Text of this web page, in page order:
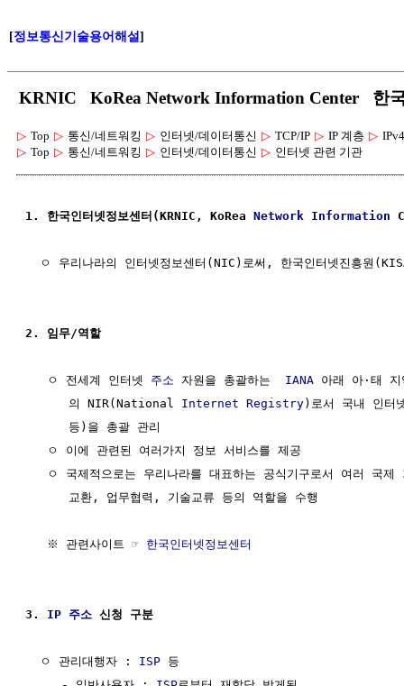
[정보통신기술용어해설]
KRNIC KoRea Network Information Center 한
▷ Top ▷ 통신/네트워킹 ▷ 인터넷/데이터통신 ▷ TCP/IP ▷ IP 계층 ▷ IPv4
▷ Top ▷ 통신/네트워킹 ▷ 인터넷/데이터통신 ▷ 인터넷 관련 기관
1. 한국인터넷정보센터(KRNIC, KoRea Network Information
ㅇ 우리나라의 인터넷정보센터(NIC)로써, 한국인터넷진흥원
2. 임무/역할
   ㅇ 전세계 인터넷
주소 자원을 총괄하는 IANA 아래 아·태
      의 NIR(National
Internet Registry)로서 국내 인터
      등)을 총괄 관리
   ㅇ 이에 관련된 여러가지 정보 서비스를 제공
ㅇ 국제적으로는 우리나라를 대표하는 공식기구로서 여러 국제
      교환, 업무협력, 기술교류 등의 역할을 수행
   ※ 관련사이트 ☞
한국인터넷정보센터
3. IP 주소 신청 구분
  ㅇ 관리대행자 :
ISP 등